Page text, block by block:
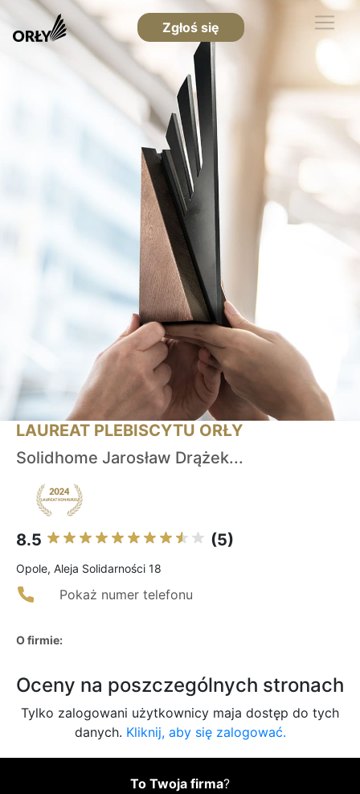
Zgłoś się
LAUREAT PLEBISCYTU ORŁY
Solidhome Jarosław Drążek...
8.5 (5)
Opole, Aleja Solidarności 18
Pokaż numer telefonu
O firmie:
Oceny na poszczególnych stronach
Tylko zalogowani użytkownicy maja dostęp do tych
danych. Kliknij, aby się zalogować.
To Twoja firma?